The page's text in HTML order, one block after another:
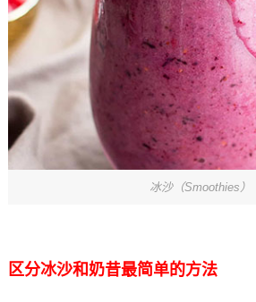
冰沙（Smoothies）
区分冰沙和奶昔最简单的方法